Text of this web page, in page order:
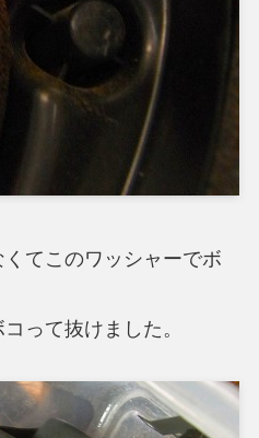
てこのワッシャーでボ
って抜けました。